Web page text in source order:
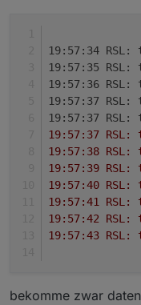
19:57:34 RSL:
19:57:35 RSL:
19:57:36 RSL:
19:57:37 RSL:
19:57:37 RSL:
19:57:37 RSL:
19:57:38 RSL:
19:57:39 RSL:
19:57:40 RSL:
19:57:41 RSL:
19:57:42 RSL:
19:57:43 RSL:
bekomme zwar